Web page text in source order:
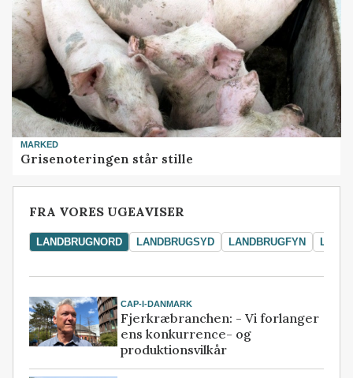
MARKED
Grisenoteringen står stille
FRA VORES UGEAVISER
LANDBRUGNORD LANDBRUGSYD LANDBRUGFYN
CAP-I-DANMARK
Fjerkræbranchen: - Vi forlanger
ens konkurrence- og
produktionsvilkår